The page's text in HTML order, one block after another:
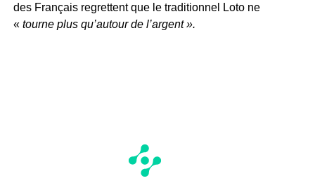
des Français regrettent que le traditionnel Loto ne
«tourne plus qu’autour de l’argent ».